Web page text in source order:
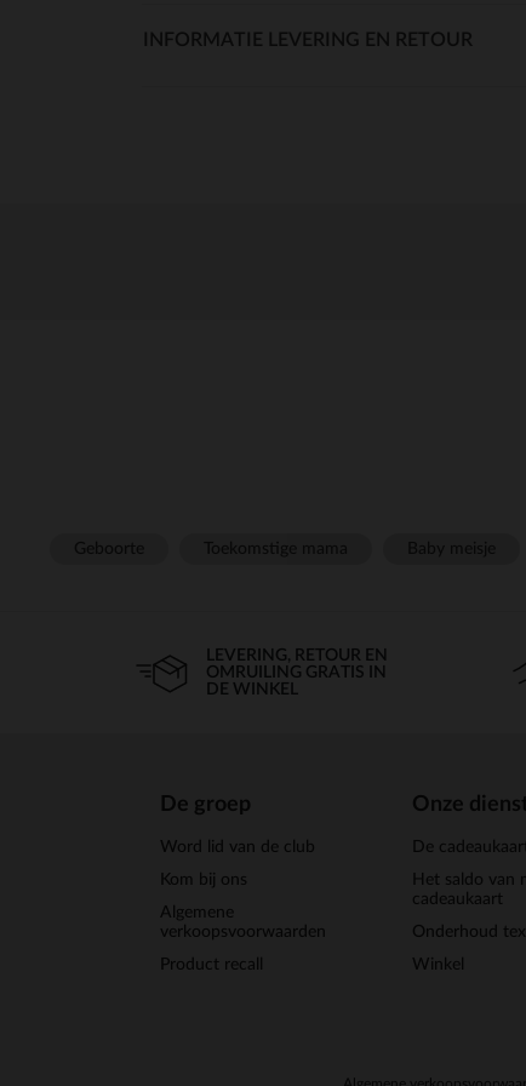
INFORMATIE LEVERING EN RETOUR
LEVERING, RETOUR EN
OMRUILING GRATIS IN
DE WINKEL
De groep
Word lid van de club
Kom bij ons
Algemene
verkoopsvoorwaarden
Product recall
Onze
De
Het saldo van
cadeaukaart
Onderhoud
Winkel